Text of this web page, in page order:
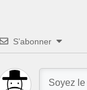
S’abonner